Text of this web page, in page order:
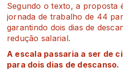
Segundo o texto, a proposta
jornada de trabalho de 44
garantindo dois dias de
redução salarial.
A escala passaria a ser de
para dois dias de descanso.